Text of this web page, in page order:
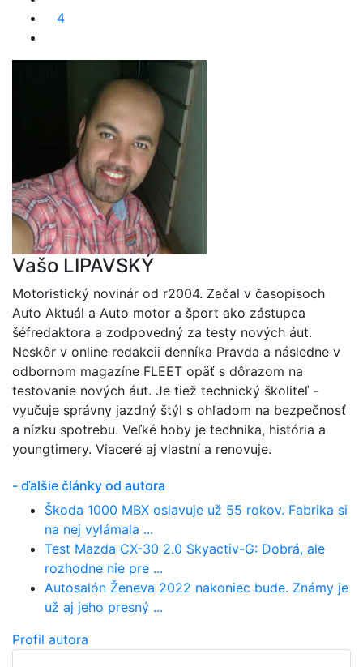
4
Vašo LIPAVSKÝ
Motoristický novinár od r2004. Začal v časopisoch
Auto Aktuál a Auto motor a šport ako zástupca
šéfredaktora a zodpovedný za testy nových áut.
Neskôr v online redakcii denníka Pravda a následne v
odbornom magazíne FLEET opäť s dôrazom na
testovanie nových áut. Je tiež technický školiteľ -
vyučuje správny jazdný štýl s ohľadom na bezpečnosť
a nízku spotrebu. Veľké hoby je technika, história a
youngtimery. Viaceré aj vlastní a renovuje.
- ďalšie články od autora
Škoda 1000 MBX oslavuje už 55 rokov. Fabrika si
na nej vylámala ...
Test Mazda CX-30 2.0 Skyactiv-G: Dobrá, ale
rozhodne nie pre ...
Autosalón Ženeva 2022 nakoniec bude. Známy je
už aj jeho presný ...
Profil autora